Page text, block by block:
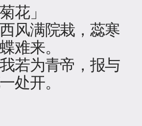
花」
风满院栽，蕊寒
难来。
若为青帝，报与
处开。